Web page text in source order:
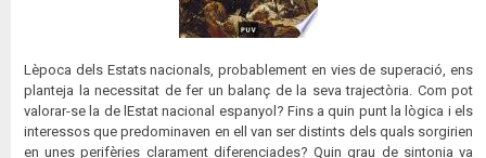
Lèpoca dels Estats nacionals, probablement en vies de superació, ens
planteja la necessitat de fer un balanç de la seva trajectòria. Com pot
valorar-se la de lEstat nacional espanyol? Fins a quin punt la lògica i els
interessos que predominaven en ell van ser distints dels quals sorgirien
en unes perifèries clarament diferenciades? Quin grau de sintonia va